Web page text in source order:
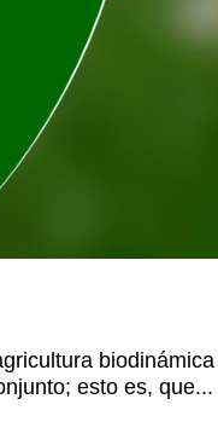
esto es, que...